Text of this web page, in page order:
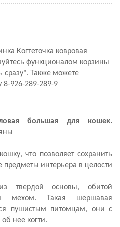
Когтеточка ковровая
функционалом корзины
сразу". Также можете
8-926-289-289-9
большая для кошек.
что позволяет сохранить
интерьера в целости
из твердой основы, обитой
мехом. Такая шершавая
пушистым питомцам, они с
нее когти.